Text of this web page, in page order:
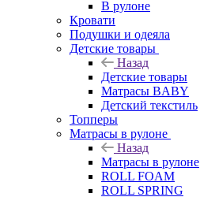
В рулоне
Кровати
Подушки и одеяла
Детские товары
Назад
Детские товары
Матрасы BABY
Детский текстиль
Топперы
Матрасы в рулоне
Назад
Матрасы в рулоне
ROLL FOAM
ROLL SPRING